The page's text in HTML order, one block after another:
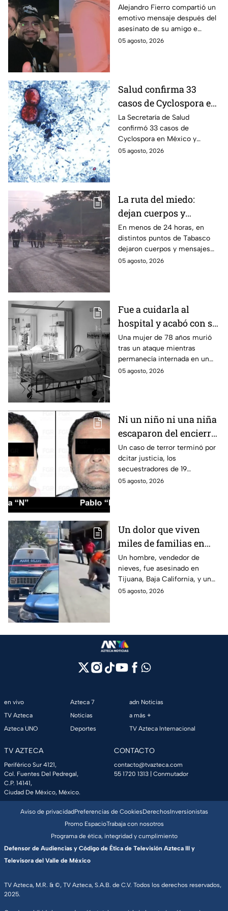
Así reaccionó
Alejandro Fierro al
asesinato del
influencer César
Alejandro Fierro compartió un
emotivo mensaje después del
asesinato de su amigo e
influencer César Gastélum;
05 agosto, 2026
Salud confirma 33
casos de Cyclospora en
México: ¿en qué estado
se reportan los brotes
de diarrea explosiva?
La Secretaría de Salud
confirmó 33 casos de
Cyclospora en México y
mantiene investigaciones en
05 agosto, 2026
La ruta del miedo:
dejan cuerpos y
mensajes criminales
en carreteras de
Tabasco en un solo día
En menos de 24 horas, en
distintos puntos de Tabasco
dejaron cuerpos y mensajes
criminales en varias carreteras
05 agosto, 2026
Fue a cuidarla al
hospital y acabó con su
vida: Hombre habría
asfixiado a su suegra
mientras estaba
internada en Veracruz
Una mujer de 78 años murió
tras un ataque mientras
permanecía internada en un
hospital de Veracruz;
05 agosto, 2026
Ni un niño ni una niña
escaparon del encierro:
así cayó la pareja que
retenía a 19 migrantes
en Puebla
Un caso de terror terminó por
dcitar justicia, los
secuestradores de 19
migrantes recibieron una
05 agosto, 2026
Un dolor que viven
miles de familias en
México: Así se
enteraron los
familiares de un
vendedor de nieves de
Un hombre, vendedor de
nieves, fue asesinado en
Tijuana, Baja California, y un
reportero captó el momento
05 agosto, 2026
en vivo
TV Azteca
Azteca UNO
Azteca 7
Noticias
Deportes
adn Noticias
a más +
TV Azteca Internacional
TV AZTECA
Periférico Sur 4121,
Col. Fuentes Del Pedregal,
C.P. 14141,
Ciudad De México, México.
CONTACTO
contacto@tvazteca.com
55 1720 1313 | Conmutador
TV Azteca, M.R. & ©, TV Azteca, S.A.B. de C.V. Todos los derechos reservados,
2025.
Aviso de privacidadPreferencias de CookiesDerechosInversionistas
Promo EspacioTrabaja con nosotros
Programa de ética, integridad y cumplimiento
Defensor de Audiencias y Código de Ética de Televisión Azteca III y
Televisora del Valle de México